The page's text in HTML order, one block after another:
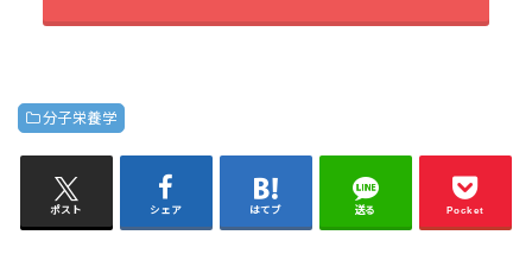
分子栄養学
ポスト シェア はてブ 送る Pocket